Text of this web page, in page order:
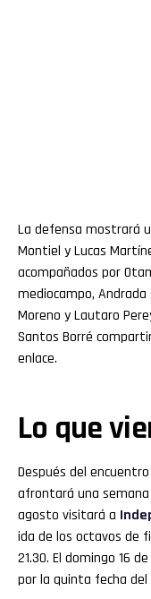
La defensa mostrará
Montiel y Lucas
acompañados por
mediocampo,
Moreno y Lautaro
Santos Borré
enlace.
Lo que
Después del
afrontará una semana
agosto visitará a
ida de los octavos de
21.30. El domingo 16
por la quinta fecha del